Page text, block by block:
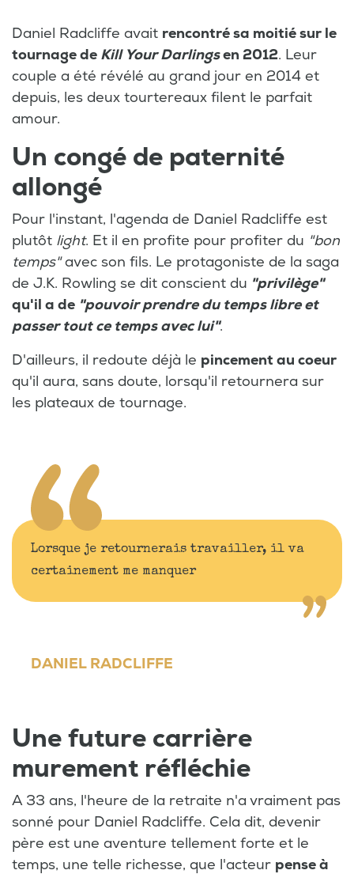
Daniel Radcliffe avait rencontré sa moitié sur le
tournage de Kill Your Darlingsen 2012. Leur
couple a été révélé au grand jour en 2014 et
depuis, les deux tourtereaux filent le parfait
amour.
Un congé de paternité
allongé
Pour l'instant, l'agenda de Daniel Radcliffe est
plutôt light. Et il en profite pour profiter du "bon
temps"avec son fils. Le protagoniste de la saga
de J.K. Rowling se dit conscient du "privilège"
qu'il a de "pouvoir prendre du temps libre et
passer tout ce temps avec lui".
D'ailleurs, il redoute déjà le pincement au coeur
qu'il aura, sans doute, lorsqu'il retournera sur
les plateaux de tournage.
Lorsque je retournerais travailler, il va
certainement me manquer
DANIEL RADCLIFFE
Une future carrière
murement réfléchie
A 33 ans, l'heure de la retraite n'a vraiment pas
sonné pour Daniel Radcliffe. Cela dit, devenir
père est une aventure tellement forte et le
temps, une telle richesse, que l'acteur pense à